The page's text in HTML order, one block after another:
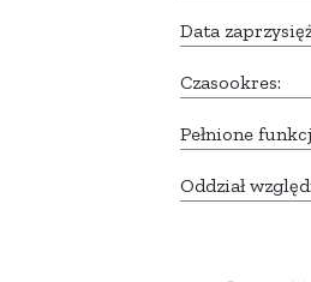
Data
Czasookres:
Pełnione
Oddział